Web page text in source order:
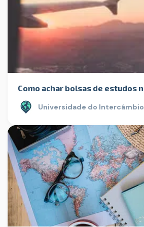
Como achar bolsas de estudos
Universidade do Intercâmbio